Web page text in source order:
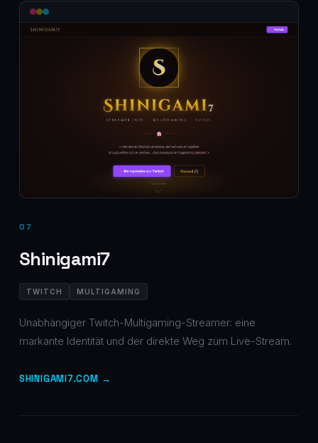
07
Shinigami7
TWITCH MULTIGAMING
Unabhängiger Twitch-Multigaming-Streamer: eine
markante Identität und der direkte Weg zum Live-Stream.
SHINIGAMI7.COM →